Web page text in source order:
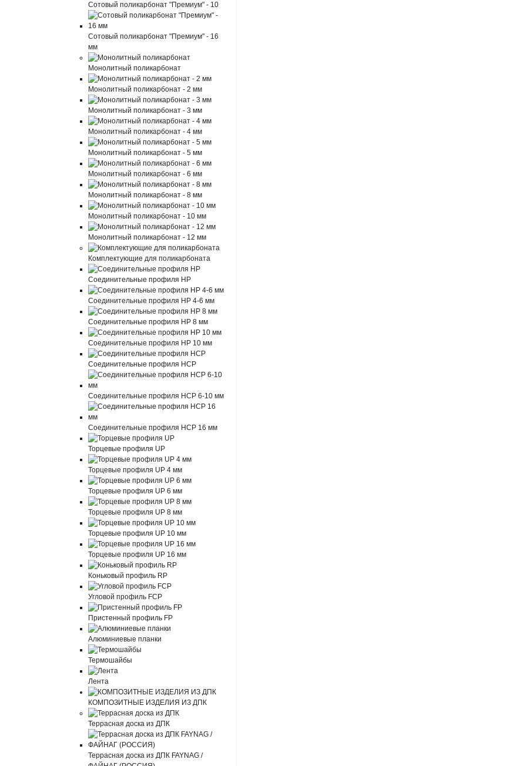
Сотовый поликарбонат "Премиум" - 10
Сотовый поликарбонат "Премиум" - 16
мм
Монолитный поликарбонат
Монолитный поликарбонат - 2 мм
Монолитный поликарбонат - 3 мм
Монолитный поликарбонат - 4 мм
Монолитный поликарбонат - 5 мм
Монолитный поликарбонат - 6 мм
Монолитный поликарбонат - 8 мм
Монолитный поликарбонат - 10 мм
Монолитный поликарбонат - 12 мм
Комплектующие для поликарбоната
Соединительные профиля HP
Соединительные профиля HP 4-6 мм
Соединительные профиля HP 8 мм
Соединительные профиля HP 10 мм
Соединительные профиля HCP
Соединительные профиля HCP 6-10 мм
Соединительные профиля HCP 16 мм
Торцевые профиля UP
Торцевые профиля UP 4 мм
Торцевые профиля UP 6 мм
Торцевые профиля UP 8 мм
Торцевые профиля UP 10 мм
Торцевые профиля UP 16 мм
Коньковый профиль RP
Угловой профиль FCP
Пристенный профиль FP
Алюминиевые планки
Термошайбы
Лента
КОМПОЗИТНЫЕ ИЗДЕЛИЯ ИЗ ДПК
Террасная доска из ДПК
Террасная доска из ДПК FAYNAG /